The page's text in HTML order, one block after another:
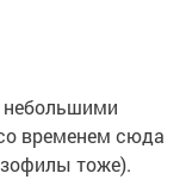
небольшими
временем сюда
тоже).